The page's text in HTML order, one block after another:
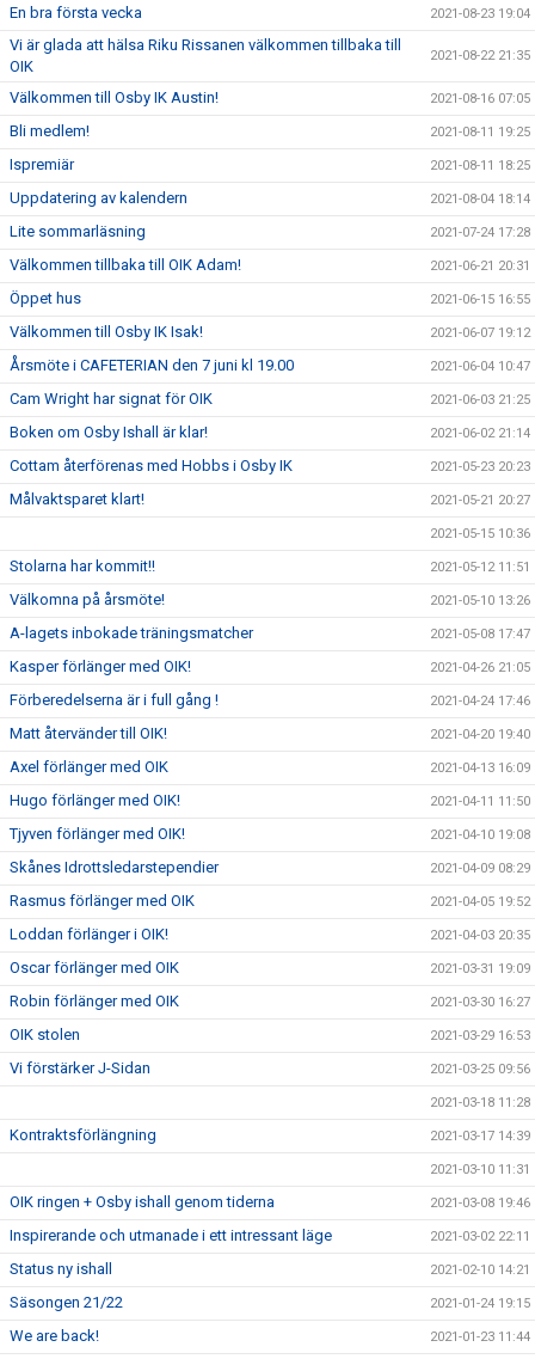
En bra första vecka 2021-08-23 19:04
Vi är glada att hälsa Riku Rissanen välkommen tillbaka till
OIK
2021-08-22 21:35
Välkommen till Osby IK Austin! 2021-08-16 07:05
Bli medlem! 2021-08-11 19:25
Ispremiär 2021-08-11 18:25
Uppdatering av kalendern 2021-08-04 18:14
Lite sommarläsning 2021-07-24 17:28
Välkommen tillbaka till OIK Adam! 2021-06-21 20:31
Öppet hus 2021-06-15 16:55
Välkommen till Osby IK Isak! 2021-06-07 19:12
Årsmöte i CAFETERIAN den 7 juni kl 19.00 2021-06-04 10:47
Cam Wright har signat för OIK 2021-06-03 21:25
Boken om Osby Ishall är klar! 2021-06-02 21:14
Cottam återförenas med Hobbs i Osby IK 2021-05-23 20:23
Målvaktsparet klart! 2021-05-21 20:27
2021-05-15 10:36
Stolarna har kommit!! 2021-05-12 11:51
Välkomna på årsmöte! 2021-05-10 13:26
A-lagets inbokade träningsmatcher 2021-05-08 17:47
Kasper förlänger med OIK! 2021-04-26 21:05
Förberedelserna är i full gång ! 2021-04-24 17:46
Matt återvänder till OIK! 2021-04-20 19:40
Axel förlänger med OIK 2021-04-13 16:09
Hugo förlänger med OIK! 2021-04-11 11:50
Tjyven förlänger med OIK! 2021-04-10 19:08
Skånes Idrottsledarstependier 2021-04-09 08:29
Rasmus förlänger med OIK 2021-04-05 19:52
Loddan förlänger i OIK! 2021-04-03 20:35
Oscar förlänger med OIK 2021-03-31 19:09
Robin förlänger med OIK 2021-03-30 16:27
OIK stolen 2021-03-29 16:53
Vi förstärker J-Sidan 2021-03-25 09:56
2021-03-18 11:28
Kontraktsförlängning 2021-03-17 14:39
2021-03-10 11:31
OIK ringen + Osby ishall genom tiderna 2021-03-08 19:46
Inspirerande och utmanade i ett intressant läge 2021-03-02 22:11
Status ny ishall 2021-02-10 14:21
Säsongen 21/22 2021-01-24 19:15
We are back! 2021-01-23 11:44